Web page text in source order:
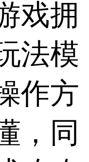
戏拥
法模
作方
，同